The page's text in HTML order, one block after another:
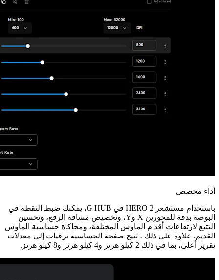
أداء مخصص
باستخدام مستشعر HERO 2 في G HUB، يمكنك ضبط النقطة في
البوصة بدقة للمحورين X وY، وتخصيص مسافة الرفع، وتحسين
التتبع لارتفاعات أقدام الماوس المختلفة، ومحاكاة حساسية الماوس
القديم. علاوة على ذلك ، تتيح صفحة الحساسية ترقيات إلى معدلات
تقرير أعلى، بما في ذلك 2 كيلو هرتز و4 كيلو هرتز و8 كيلو هرتز.